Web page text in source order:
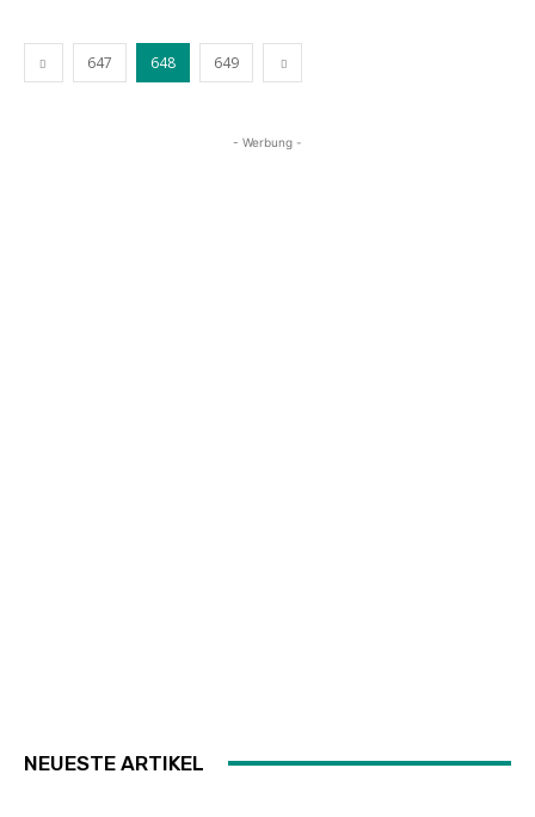
647 648 649
- Werbung -
NEUESTE ARTIKEL